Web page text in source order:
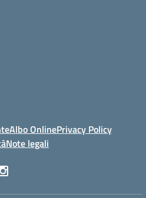
Albo OnlinePrivacy Policy
Note legali